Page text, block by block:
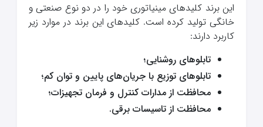
این برند کلیدهای مینیاتوری خود را در دو نوع صنعتی و
خانگی تولید کرده است. کلیدهای این برند در موارد زیر
کاربرد دارند:
تابلوهای روشنایی؛
تابلوهای توزیع با جریان‌های پایین و توان کم؛
محافظت از مدارات کنترل و فرمان تجهیزات؛
محافظت از تاسیسات برقی.